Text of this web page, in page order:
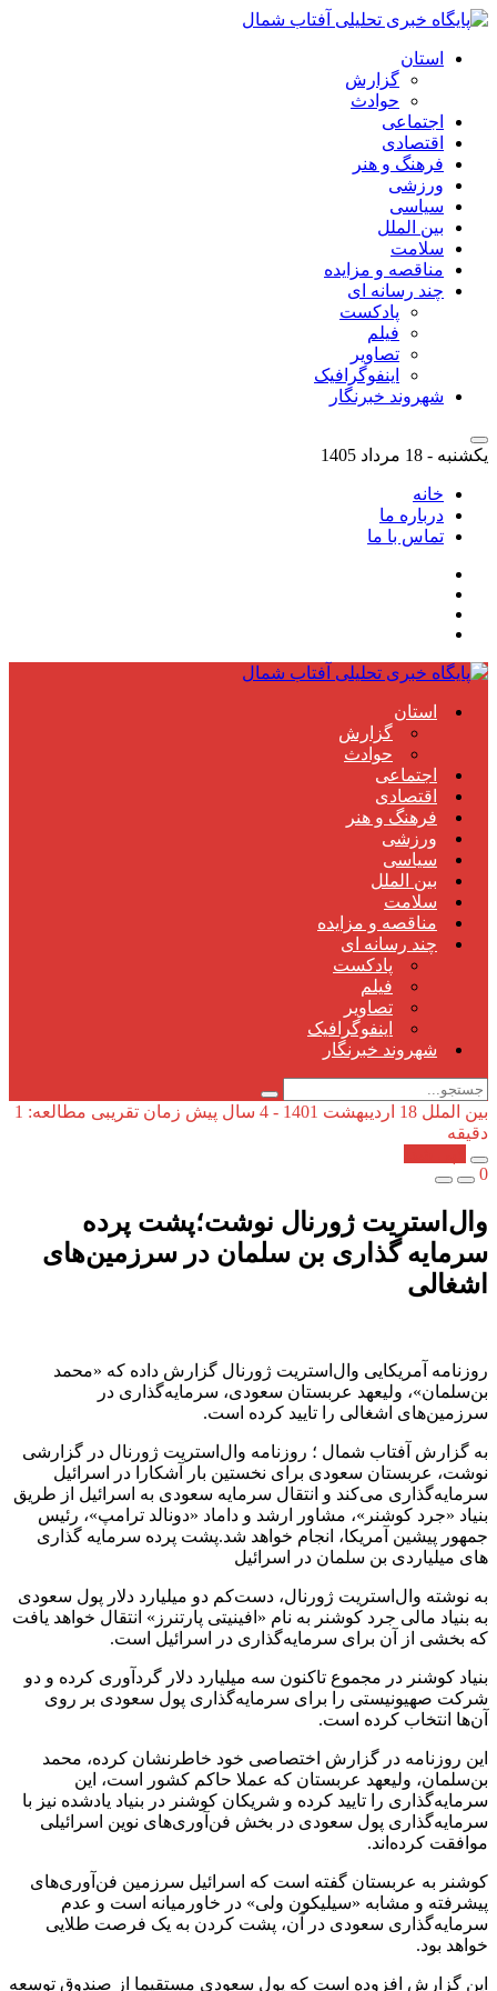
استان
گزارش
حوادث
اجتماعی
اقتصادی
فرهنگ و هنر
ورزشی
سیاسی
بین الملل
سلامت
مناقصه و مزایده
چند رسانه ای
پادکست
فیلم
تصاویر
اینفوگرافیک
شهروند خبرنگار
یکشنبه - 18 مرداد 1405
خانه
درباره ما
تماس با ما
استان
گزارش
حوادث
اجتماعی
اقتصادی
فرهنگ و هنر
ورزشی
سیاسی
بین الملل
سلامت
مناقصه و مزایده
چند رسانه ای
پادکست
فیلم
تصاویر
اینفوگرافیک
شهروند خبرنگار
بین الملل 18 اردیبهشت 1401 - 4 سال پیش
زمان تقریبی مطالعه: 1
دقیقه
0
وال‌استریت ژورنال نوشت؛پشت پرده
سرمایه گذاری بن سلمان در سرزمین‌های
اشغالی
روزنامه آمریکایی وال‌استریت ژورنال گزارش داده که «محمد
بن‌سلمان»، ولیعهد عربستان سعودی، سرمایه‌گذاری در
سرزمین‌های اشغالی را تایید کرده است.
به گزارش آفتاب شمال ؛ روزنامه وال‌استریت ژورنال در گزارشی
نوشت، عربستان سعودی برای نخستین بار آشکارا در اسرائیل
سرمایه‌گذاری می‌کند و انتقال سرمایه سعودی به اسرائیل از طریق
بنیاد «جرد کوشنر»، مشاور ارشد و داماد «دونالد ترامپ»، رئیس
جمهور پیشین آمریکا، انجام خواهد شد.پشت پرده سرمایه گذاری
های میلیاردی بن سلمان در اسرائیل
به نوشته وال‌استریت ژورنال، دست‌کم دو میلیارد دلار پول سعودی
به بنیاد مالی جرد کوشنر به نام «افینیتی پارتنرز» انتقال خواهد یافت
که بخشی از آن برای سرمایه‌گذاری در اسرائیل است.
بنیاد کوشنر در مجموع تاکنون سه میلیارد دلار گردآوری کرده و دو
شرکت صهیونیستی را برای سرمایه‌گذاری پول سعودی بر روی
آن‌ها انتخاب کرده است.
این روزنامه در گزارش اختصاصی خود خاطرنشان کرده، محمد
بن‌سلمان، ولیعهد عربستان که عملا حاکم کشور است، این
سرمایه‌گذاری را تایید کرده و شریکان کوشنر در بنیاد یادشده نیز با
سرمایه‌گذاری پول سعودی در بخش فن‌آوری‌های نوین اسرائیلی
موافقت کرده‌اند.
کوشنر به عربستان گفته است که اسرائیل سرزمین فن‌آوری‌های
پیشرفته و مشابه «سیلیکون ولی» در خاورمیانه است و عدم
سرمایه‌گذاری سعودی در آن، پشت کردن به یک فرصت طلایی
خواهد بود.
این گزارش افزوده است که پول سعودی مستقیما از صندوق توسعه